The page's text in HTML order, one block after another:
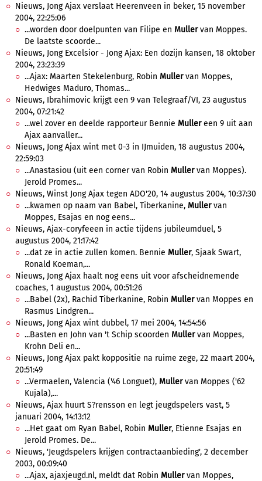
Nieuws, Jong Ajax verslaat Heerenveen in beker, 15 november
2004, 22:25:06
...worden door doelpunten van Filipe en Mullervan Moppes.
De laatste scoorde...
Nieuws, Jong Excelsior - Jong Ajax: Een dozijn kansen, 18 oktober
2004, 23:23:39
...Ajax: Maarten Stekelenburg, Robin Mullervan Moppes,
Hedwiges Maduro, Thomas...
Nieuws, Ibrahimovic krijgt een 9 van Telegraaf/VI, 23 augustus
2004, 07:21:42
...wel zover en deelde rapporteur Bennie Mullereen 9 uit aan
Ajax aanvaller...
Nieuws, Jong Ajax wint met 0-3 in IJmuiden, 18 augustus 2004,
22:59:03
...Anastasiou (uit een corner van Robin Mullervan Moppes).
Jerold Promes...
Nieuws, Winst Jong Ajax tegen ADO'20, 14 augustus 2004, 10:37:30
...kwamen op naam van Babel, Tiberkanine, Mullervan
Moppes, Esajas en nog eens...
Nieuws, Ajax-coryfeeen in actie tijdens jubileumduel, 5
augustus 2004, 21:17:42
...dat ze in actie zullen komen. Bennie Muller, Sjaak Swart,
Ronald Koeman,...
Nieuws, Jong Ajax haalt nog eens uit voor afscheidnemende
coaches, 1 augustus 2004, 00:51:26
...Babel (2x), Rachid Tiberkanine, Robin Mullervan Moppes en
Rasmus Lindgren...
Nieuws, Jong Ajax wint dubbel, 17 mei 2004, 14:54:56
...Basten en John van 't Schip scoorden Mullervan Moppes,
Krohn Deli en...
Nieuws, Jong Ajax pakt koppositie na ruime zege, 22 maart 2004,
20:51:49
...Vermaelen, Valencia ('46 Longuet), Mullervan Moppes ('62
Kujala),...
Nieuws, Ajax huurt S?rensson en legt jeugdspelers vast, 5
januari 2004, 14:13:12
...Het gaat om Ryan Babel, Robin Muller, Etienne Esajas en
Jerold Promes. De...
Nieuws, 'Jeugdspelers krijgen contractaanbieding', 2 december
2003, 00:09:40
...Ajax, ajaxjeugd.nl, meldt dat Robin Mullervan Moppes,